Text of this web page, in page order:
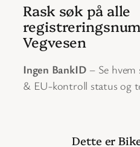
Rask søk på alle
Vegvesen
Ingen BankID – Se
& EU-kontroll status og
Dette er